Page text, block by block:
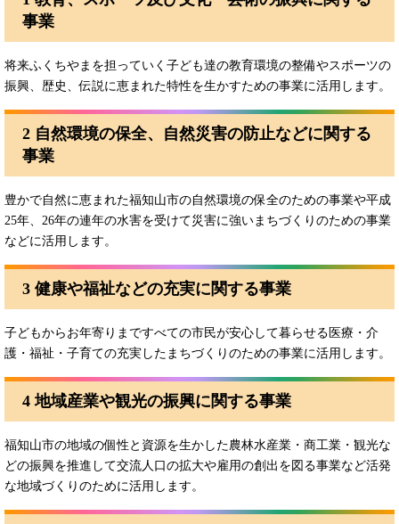
事業
将来ふくちやまを担っていく子ども達の教育環境の整備やスポーツの
振興、歴史、伝説に恵まれた特性を生かすための事業に活用します。
2 自然環境の保全、自然災害の防止などに関する
事業
豊かで自然に恵まれた福知山市の自然環境の保全のための事業や平成
25年、26年の連年の水害を受けて災害に強いまちづくりのための事業
などに活用します。
3 健康や福祉などの充実に関する事業
子どもからお年寄りまですべての市民が安心して暮らせる医療・介
護・福祉・子育ての充実したまちづくりのための事業に活用します。
4 地域産業や観光の振興に関する事業
福知山市の地域の個性と資源を生かした農林水産業・商工業・観光な
どの振興を推進して交流人口の拡大や雇用の創出を図る事業など活発
な地域づくりのために活用します。